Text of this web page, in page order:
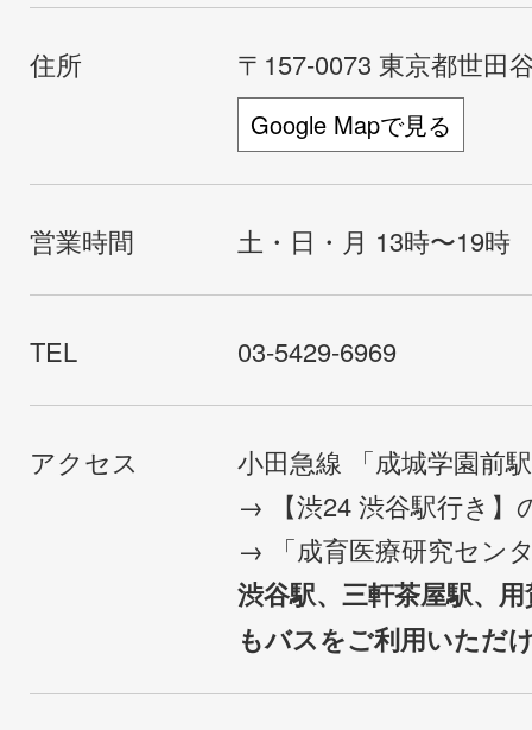
住所 〒157-0073 東京都世田
Google Mapで見る
営業時間 土・日・月 13時〜19時
TEL 03-5429-6969
アクセス
小田急線 「成城学園前
→ 【渋24 渋谷駅行き】
→ 「成育医療研究セン
渋谷駅、三軒茶屋駅、
もバスをご利用いただ